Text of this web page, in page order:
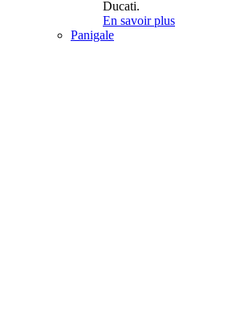
Ducati.
En savoir plus
Panigale